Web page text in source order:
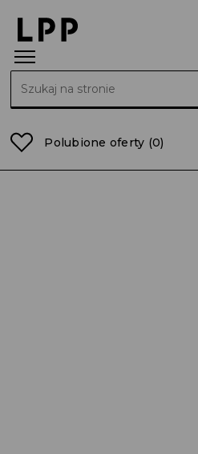
Polubione oferty (0)
Strona główna